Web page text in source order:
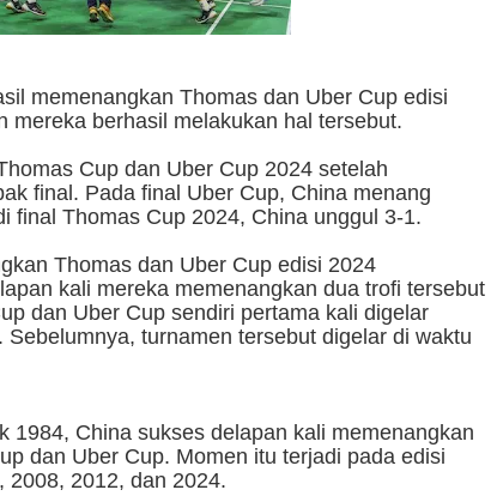
memenangkan Thomas dan Uber Cup edisi
mereka berhasil melakukan hal tersebut.
Cup dan Uber Cup 2024 setelah
final. Pada final Uber Cup, China menang
final Thomas Cup 2024, China unggul 3-1.
Thomas dan Uber Cup edisi 2024
kali mereka memenangkan dua trofi tersebut
dan Uber Cup sendiri pertama kali digelar
turnamen tersebut digelar di waktu
1984, China sukses delapan kali memenangkan
dan Uber Cup. Momen itu terjadi pada edisi
2008, 2012, dan 2024.